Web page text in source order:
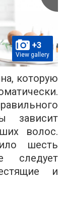
+3
View gallery
которую
зависит
волос.
шесть
следует
и